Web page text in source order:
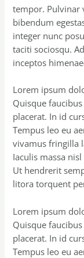
tempor. Pulvinar
bibendum
integer nunc
taciti sociosqu.
inceptos
Lorem ipsum
Quisque
placerat. In id
Tempus leo eu
vivamus fringilla
Iaculis massa
Ut hendrerit
litora torquent
Lorem ipsum
Quisque
placerat. In id
Tempus leo eu